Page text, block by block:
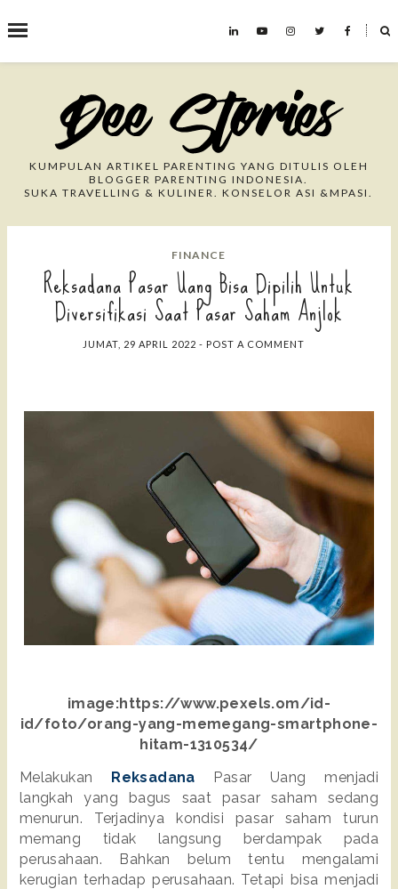
˟
Search This Blog
KUMPULAN ARTIKEL PARENTING YANG DITULIS OLEH
BLOGGER PARENTING INDONESIA.
SUKA TRAVELLING & KULINER. KONSELOR ASI &MPASI.
FINANCE
Reksadana Pasar Uang Bisa Dipilih Untuk
Diversifikasi Saat Pasar Saham Anjlok
JUMAT, 29 APRIL 2022- POST A COMMENT
image:https://www.pexels.om/id-
id/foto/orang-yang-memegang-smartphone-
hitam-1310534/
Melakukan Reksadana Pasar Uang menjadi
langkah yang bagus saat pasar saham sedang
menurun. Terjadinya kondisi pasar saham turun
memang tidak langsung berdampak pada
perusahaan. Bahkan belum tentu mengalami
kerugian terhadap perusahaan. Tetapi bisa menjadi